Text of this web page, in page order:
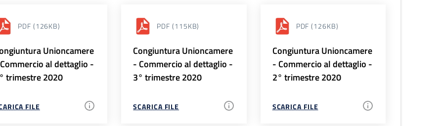
PDF (126KB)
Unioncamere
al dettaglio -
trimestre 2020
FILE
PDF (115KB)
Congiuntura Unioncamere
- Commercio al dettaglio -
3° trimestre 2020
SCARICA FILE
PDF (126KB)
Congiuntura Unioncamere
- Commercio al dettaglio -
2° trimestre 2020
SCARICA FILE